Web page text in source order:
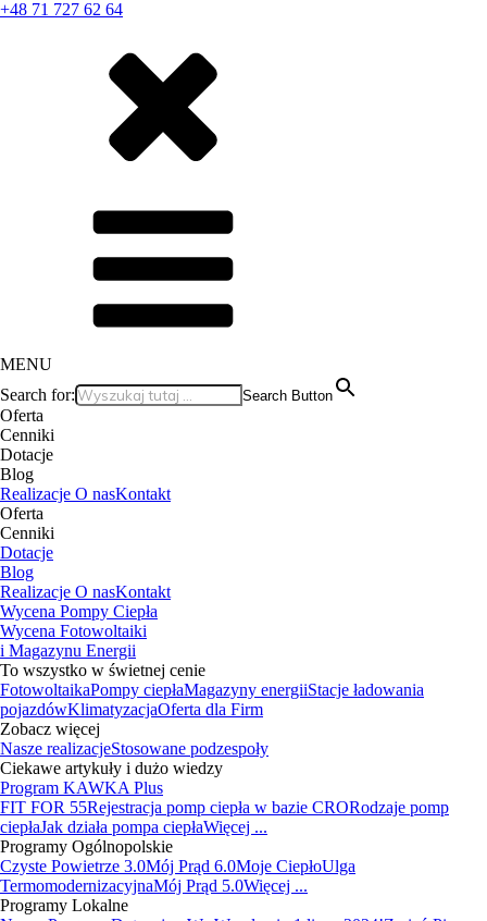
+48 71 727 62 64
MENU
Search for:
Search Button
Oferta
Cenniki
Dotacje
Blog
Realizacje O nasKontakt
Oferta
Cenniki
Dotacje
Blog
Realizacje O nasKontakt
Wycena Pompy Ciepła
Wycena Fotowoltaiki
i Magazynu Energii
To wszystko w świetnej cenie
FotowoltaikaPompy ciepłaMagazyny energiiStacje ładowania
pojazdówKlimatyzacjaOferta dla Firm
Zobacz więcej
Nasze realizacjeStosowane podzespoły
Ciekawe artykuły i dużo wiedzy
Program KAWKA Plus
FIT FOR 55Rejestracja pomp ciepła w bazie CRORodzaje pomp
ciepłaJak działa pompa ciepłaWięcej ...
Programy Ogólnopolskie
Czyste Powietrze 3.0Mój Prąd 6.0Moje CiepłoUlga
TermomodernizacyjnaMój Prąd 5.0Więcej ...
Programy Lokalne